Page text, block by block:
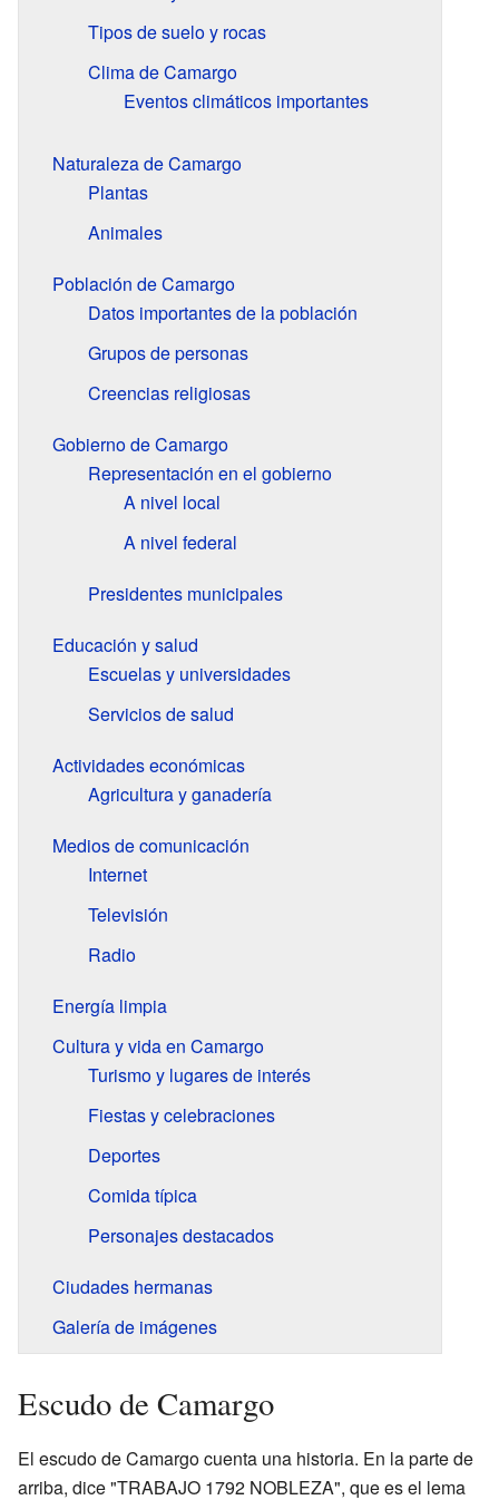
Tipos de suelo y rocas
Clima de Camargo
Eventos climáticos importantes
Naturaleza de Camargo
Plantas
Animales
Población de Camargo
Datos importantes de la población
Grupos de personas
Creencias religiosas
Gobierno de Camargo
Representación en el gobierno
A nivel local
A nivel federal
Presidentes municipales
Educación y salud
Escuelas y universidades
Servicios de salud
Actividades económicas
Agricultura y ganadería
Medios de comunicación
Internet
Televisión
Radio
Energía limpia
Cultura y vida en Camargo
Turismo y lugares de interés
Fiestas y celebraciones
Deportes
Comida típica
Personajes destacados
Ciudades hermanas
Galería de imágenes
Escudo de Camargo
El escudo de Camargo cuenta una historia. En la parte de
arriba, dice "TRABAJO 1792 NOBLEZA", que es el lema